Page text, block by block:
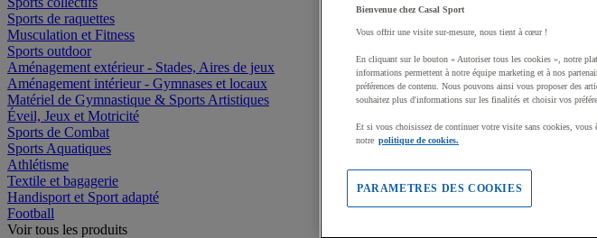
Sports de raquettes
Musculation et Fitness
Sports outdoor
Aménagement extérieur - Stades, Aires de jeux
Aménagement intérieur - Gymnases et locaux
Matériel de Gymnastique & Sports Artistiques
Éveil, Jeux et Motricité
Sports de Combat
Sports Aquatiques
Athlétisme
Textile et bagagerie
Handisport et Sport adapté
Football
Voir tous les produits
Bienvenue chez Casal Sport
Vous offrir une visite sur-mesure, nous tient à cœur !
En cliquant sur le bouton « Autoriser tous les cookies », notre
informations permettent à notre équipe marketing et à nos
préférences de contenu. Nous pouvons ainsi vous proposer des
souhaitez plus d'informations sur les finalités et choisir vos
Et si vous choisissez de continuer votre visite sans cookies,
notre politique de cookies.
PARAMETRES DES COOKIES